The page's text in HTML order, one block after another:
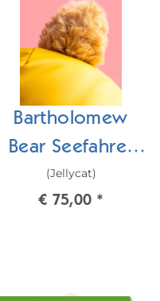
Bartholomew
Bear Seefahrer
Outfit
(Jellycat)
€ 75,00 *